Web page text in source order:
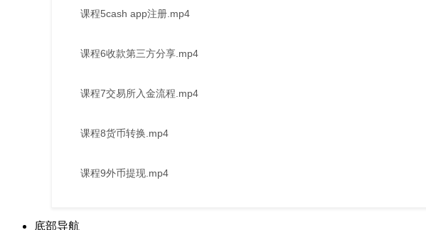
课程5cash app注册.mp4
课程6收款第三方分享.mp4
课程7交易所入金流程.mp4
课程8货币转换.mp4
课程9外币提现.mp4
底部导航